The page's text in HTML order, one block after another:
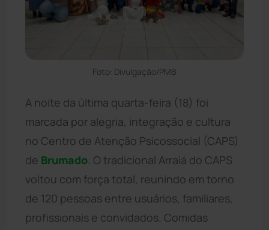
Foto: Divulgação/PMB
A noite da última quarta-feira (18) foi
marcada por alegria, integração e cultura
no Centro de Atenção Psicossocial (CAPS)
de Brumado . O tradicional Arraiá do CAPS
voltou com força total, reunindo em torno
de 120 pessoas entre usuários, familiares,
profissionais e convidados. Comidas